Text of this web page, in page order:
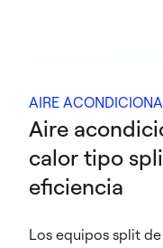
AIRE
Aire
calor tipo
eficiencia
Los equipos split